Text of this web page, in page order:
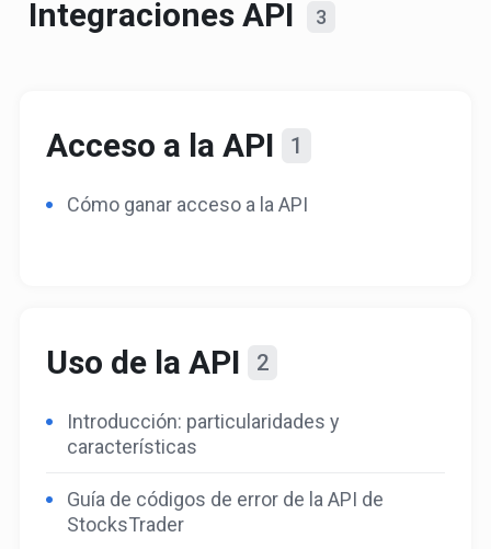
Integraciones API 3
Acceso a la API 1
Cómo ganar acceso a la API
Uso de la API 2
Introducción: particularidades y
características
Guía de códigos de error de la API de
StocksTrader